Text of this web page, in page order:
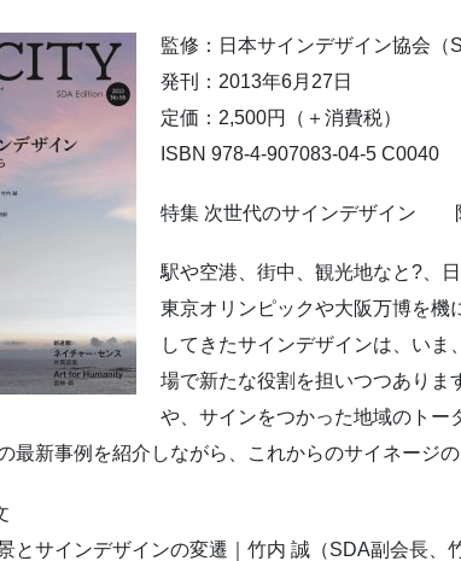
監修：日本サインデザイン協会
発刊：2013年6月27日
定価：2,500円（＋消費税）
ISBN 978-4-907083-04-5 C0040
特集 次世代のサインデザイン
駅や空港、街中、観光地なと?、
東京オリンピックや大阪万博を機
してきたサインデザインは、いま
場で新たな役割を担いつつありま
や、サインをつかった地域のトー
最新事例を紹介しながら、これからのサイネージの
とサインデザインの変遷｜竹内 誠（SDA副会長、